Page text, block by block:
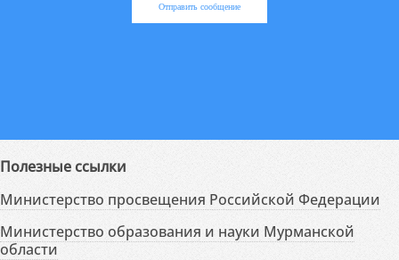
Отправить сообщение
Полезные ссылки
Министерство просвещения Российской Федерации
Министерство образования и науки Мурманской
области